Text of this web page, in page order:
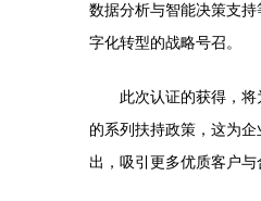
数据分析与智能决策支
字化转型的战略号召。
此次认证的获得，
的系列扶持政策，这为
出，吸引更多优质客户